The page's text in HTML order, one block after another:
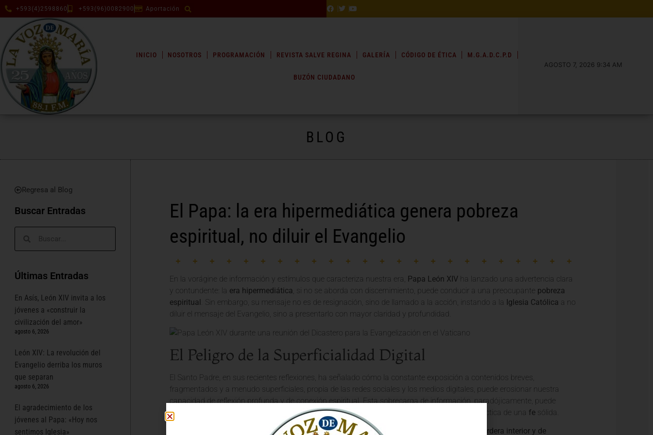
+593(4)2598860 +593(96)0082900 Aportación
INICIO NOSOTROS PROGRAMACIÓN REVISTA SALVE REGINA GALERÍA CÓDIGO DE ÉTICA M.G.A.D.C.P.D
BUZÓN CIUDADANO
AGOSTO 7, 2026 9:34 AM
BLOG
Regresa al Blog
Buscar Entradas
Últimas Entradas
En Asís, León XIV invita a los
jóvenes a «construir la
civilización del amor»
agosto 6, 2026
León XIV: La revolución del
Evangelio derriba los muros
que separan
agosto 6, 2026
El agradecimiento de los
jóvenes al Papa: «Hoy nos
sentimos Iglesia»
El Papa: la era hipermediática genera pobreza
espiritual, no diluir el Evangelio
En la vorágine de información y estímulos que caracteriza nuestra era, Papa León XIVha lanzado una advertencia clara
y contundente: la era hipermediática, si no se aborda con discernimiento, puede conducir a una preocupante pobreza
espiritual. Sin embargo, su mensaje no es de resignación, sino de llamado a la acción, instando a la Iglesia Católica a no
diluir el mensaje del Evangelio, sino a presentarlo con mayor claridad y profundidad.
El Peligro de la Superficialidad Digital
El Santo Padre, en sus recientes reflexiones, ha señalado cómo la constante exposición a contenidos breves,
fragmentados y a menudo superficiales, propia de las redes sociales y los medios digitales, puede erosionar nuestra
capacidad de reflexión profunda y de conexión espiritual. Esta sobrecarga de información, paradójicamente, puede
generar una
al dificultar la asimilación de verdades trascendentales y la práctica de una fesólida.
«Vivimos en una época de hipercomunicación que, sin embargo, corre el riesgo de generar sordera interior y de